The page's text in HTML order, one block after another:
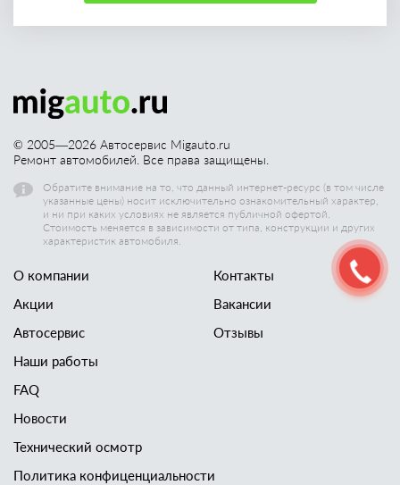
© 2005—2026 Автосервис Migauto.ru
Ремонт автомобилей. Все права защищены.
Обратите внимание на то, что данный интернет-ресурс (в том числе
указанные цены) носит исключительно ознакомительный характер,
и ни при каких условиях не является публичной офертой.
Стоимость меняется в зависимости от типа, конструкции и других
характеристик автомобиля.
О компании
Акции
Автосервис
Наши работы
Контакты
Вакансии
Отзывы
FAQ
Новости
Технический осмотр
Политика конфиценциальности